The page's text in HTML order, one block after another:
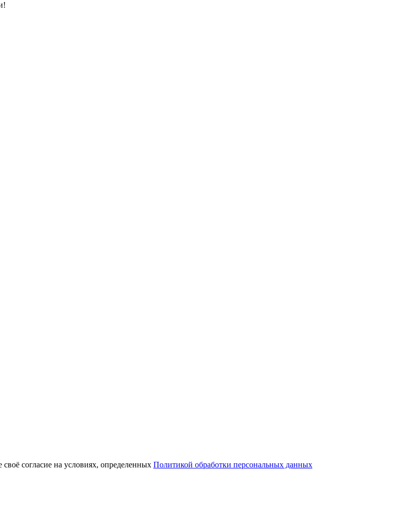
согласие на условиях, определенных Политикой обработки персональных данных